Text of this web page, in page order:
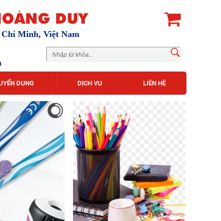
Minh, Việt Nam
DỤNG DỊCH VỤ LIÊN HỆ